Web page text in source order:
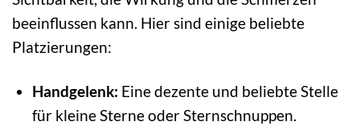
beeinflussen kann. Hier sind einige beliebte
Platzierungen:
Handgelenk: Eine dezente und beliebte Stelle
für kleine Sterne oder Sternschnuppen.